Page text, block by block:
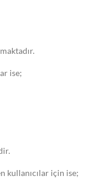
ise;
kullanıcılar için ise;